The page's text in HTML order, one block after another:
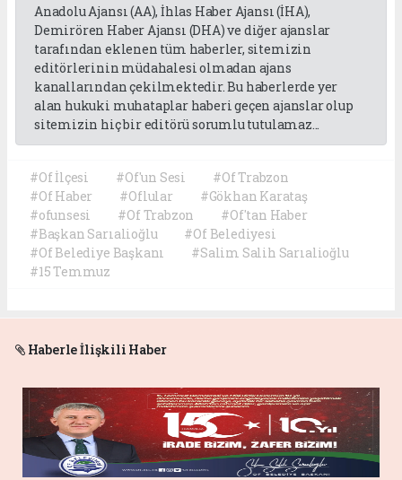
Anadolu Ajansı (AA), İhlas Haber Ajansı (İHA),
Demirören Haber Ajansı (DHA) ve diğer ajanslar
tarafından eklenen tüm haberler, sitemizin
editörlerinin müdahalesi olmadan ajans
kanallarından çekilmektedir. Bu haberlerde yer
alan hukuki muhataplar haberi geçen ajanslar olup
sitemizin hiç bir editörü sorumlu tutulamaz...
#Of İlçesi #Of'un Sesi
#Of Trabzon
#Of Haber
#Oflular
#Gökhan Karataş
#ofunsesi
#Of Trabzon
#Of'tan Haber
#Başkan Sarıalioğlu
#Of Belediyesi
#Of Belediye Başkanı
#Salim Salih Sarıalioğlu
#15 Temmuz
Haberle İlişkili Haber